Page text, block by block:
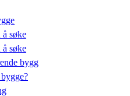
å søke
søke
bygg